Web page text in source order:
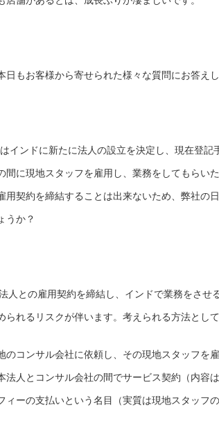
日もお客様から寄せられた様々な質問にお答えし
インドに新たに法人の設立を決定し、現在登
間に現地スタッフを雇用し、業務をしてもらい
用契約を締結することは出来ないため、弊社の
うか？
人との雇用契約を締結し、インドで業務をさ
られるリスクが伴います。考えられる方法とし
のコンサル会社に依頼し、その現地スタッフを
法人とコンサル会社の間でサービス契約（内容
ィーの支払いという名目（実質は現地スタッフ